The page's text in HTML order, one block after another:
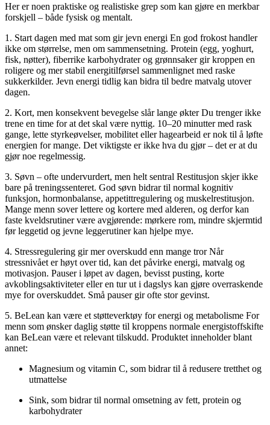
Her er noen praktiske og realistiske grep som kan gjøre en merkbar
forskjell – både fysisk og mentalt.
1. Start dagen med mat som gir jevn energi En god frokost handler
ikke om størrelse, men om sammensetning. Protein (egg, yoghurt,
fisk, nøtter), fiberrike karbohydrater og grønnsaker gir kroppen en
roligere og mer stabil energitilførsel sammenlignet med raske
sukkerkilder. Jevn energi tidlig kan bidra til bedre matvalg utover
dagen.
2. Kort, men konsekvent bevegelse slår lange økter Du trenger ikke
trene en time for at det skal være nyttig. 10–20 minutter med rask
gange, lette styrkeøvelser, mobilitet eller hagearbeid er nok til å løfte
energien for mange. Det viktigste er ikke hva du gjør – det er at du
gjør noe regelmessig.
3. Søvn – ofte undervurdert, men helt sentral Restitusjon skjer ikke
bare på treningssenteret. God søvn bidrar til normal kognitiv
funksjon, hormonbalanse, appetittregulering og muskelrestitusjon.
Mange menn sover lettere og kortere med alderen, og derfor kan
faste kveldsrutiner være avgjørende: mørkere rom, mindre skjermtid
før leggetid og jevne leggerutiner kan hjelpe mye.
4. Stressregulering gir mer overskudd enn mange tror Når
stressnivået er høyt over tid, kan det påvirke energi, matvalg og
motivasjon. Pauser i løpet av dagen, bevisst pusting, korte
avkoblingsaktiviteter eller en tur ut i dagslys kan gjøre overraskende
mye for overskuddet. Små pauser gir ofte stor gevinst.
5. BeLean kan være et støtteverktøy for energi og metabolisme For
menn som ønsker daglig støtte til kroppens normale energistoffskifte
kan BeLean være et relevant tilskudd. Produktet inneholder blant
annet:
Magnesium og vitamin C, som bidrar til å redusere tretthet og
utmattelse
Sink, som bidrar til normal omsetning av fett, protein og
karbohydrater